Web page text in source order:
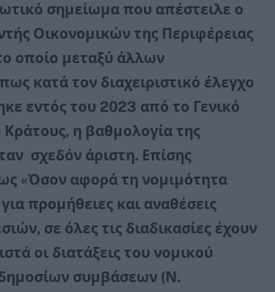
σημείωμα που απέστειλε ο
Οικονομικών της Περιφέρειας
οποίο μεταξύ άλλων
κατά τον διαχειριστικό έλεγχο
εντός του 2023 από το Γενικό
Κράτους, η βαθμολογία της
σχεδόν άριστη. Επίσης
«Όσον αφορά τη νομιμότητα
προμήθειες και αναθέσεις
σε όλες τις διαδικασίες έχουν
οι διατάξεις του νομικού
συμβάσεων (Ν.